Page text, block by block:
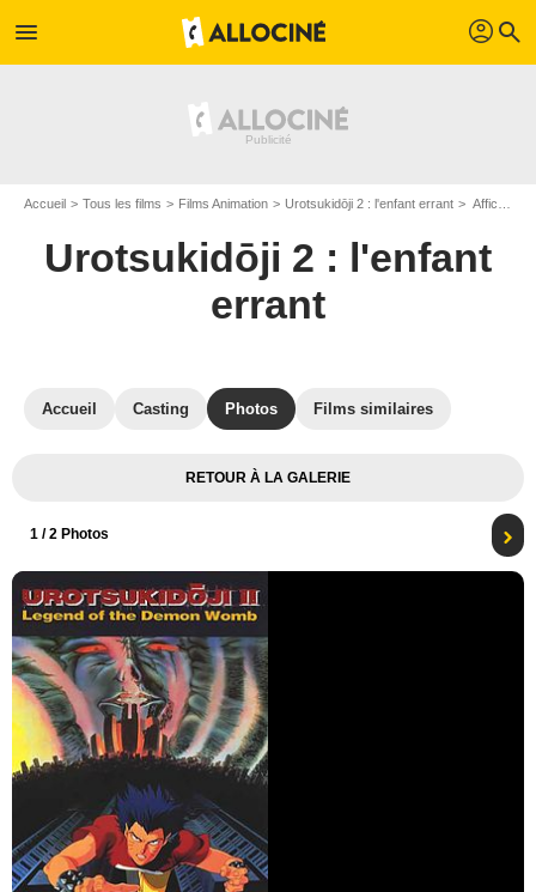
menu profil search
Accueil Tous les films Films Animation Urotsukidōji 2 : l'enfant errant Affiche du film Urotsukidōji 2 : l'enfant errant - Photo 1
Urotsukidōji 2 : l'enfant
errant
Accueil Casting Photos Films similaires
RETOUR À LA GALERIE
1 / 2 Photos